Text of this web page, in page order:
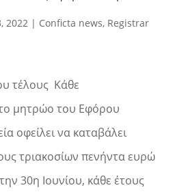
2022| Conficta news, Registrar
τέλους Κάθε
μητρώο του Εφόρου
οφείλει να καταβάλει
τριακοσίων πενήντα ευρώ
30η Ιουνίου, κάθε έτους